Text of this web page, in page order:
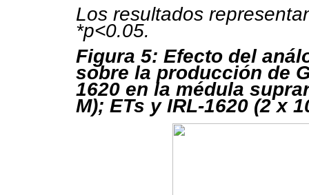
Los resultados
*p<0.05.
Figura 5: Efecto del
sobre la producción de
1620 en la médula
M); ETs y IRL-1620 (2 x